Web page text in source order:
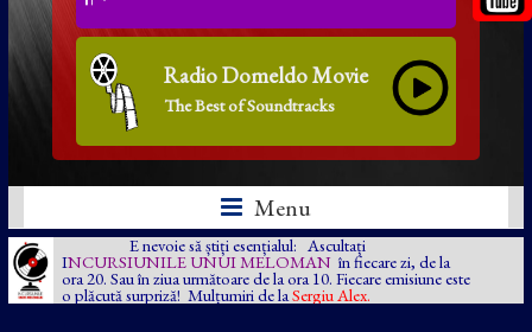
Radio Domeldo Movie
The Best of Soundtracks
Menu
E nevoie să știți esențialul: Ascultați
INCURSIUNILE UNUI MELOMAN în fiecare zi, de la
ora 20. Sau în ziua următoare de la ora 10. Fiecare emisiune este
o plăcută surpriză! Mulțumiri de la Sergiu Alex.